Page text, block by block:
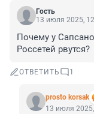
Гость
13 июля 2025,
Почему у
Россетей рвутся?
ОТВЕТИТЬ 1
prosto korsak
13 июля